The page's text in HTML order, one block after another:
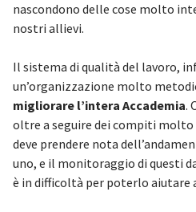
nascondono delle cose molto
nostri allievi.
Il sistema di qualità del lavoro,
un’organizzazione molto
migliorare l’intera Accademia.
oltre a seguire dei compiti
deve prendere nota
uno, e il monitoraggio di questi
è in difficoltà per poterlo aiutare